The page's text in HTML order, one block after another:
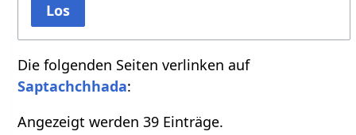
Los
Die folgenden Seiten verlinken auf
Saptachchhada:
Angezeigt werden 39 Einträge.